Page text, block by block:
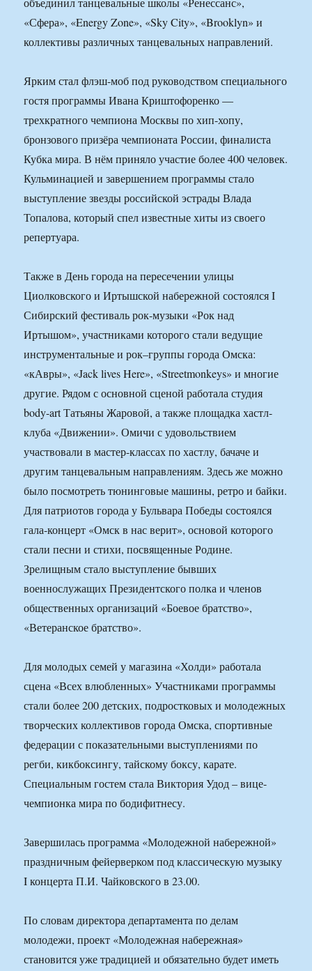
«Сфера», «Energy Zone», «Sky City», «Brooklyn» и
коллективы различных танцевальных направлений.
Ярким стал флэш-моб под руководством специального
гостя программы Ивана Криштофоренко —
трехкратного чемпиона Москвы по хип-хопу,
бронзового призёра чемпионата России, финалиста
Кубка мира. В нём приняло участие более 400 человек.
Кульминацией и завершением программы стало
выступление звезды российской эстрады Влада
Топалова, который спел известные хиты из своего
репертуара.
Также в День города на пересечении улицы
Циолковского и Иртышской набережной состоялся I
Сибирский фестиваль рок-музыки «Рок над
Иртышом», участниками которого стали ведущие
инструментальные и рок–группы города Омска:
«кАвры», «Jack lives Here», «Streetmonkeys» и многие
другие. Рядом с основной сценой работала студия
body-art Татьяны Жаровой, а также площадка хастл-
клуба «Движении». Омичи с удовольствием
участвовали в мастер-классах по хастлу, бачаче и
другим танцевальным направлениям. Здесь же можно
было посмотреть тюнинговые машины, ретро и байки.
Для патриотов города у Бульвара Победы состоялся
гала-концерт «Омск в нас верит», основой которого
стали песни и стихи, посвященные Родине.
Зрелищным стало выступление бывших
военнослужащих Президентского полка и членов
общественных организаций «Боевое братство»,
«Ветеранское братство».
Для молодых семей у магазина «Холди» работала
сцена «Всех влюбленных» Участниками программы
стали более 200 детских, подростковых и молодежных
творческих коллективов города Омска, спортивные
федерации с показательными выступлениями по
регби, кикбоксингу, тайскому боксу, карате.
Специальным гостем стала Виктория Удод – вице-
чемпионка мира по бодифитнесу.
Завершилась программа «Молодежной набережной»
праздничным фейерверком под классическую музыку
I концерта П.И. Чайковского в 23.00.
По словам директора департамента по делам
молодежи, проект «Молодежная набережная»
становится уже традицией и обязательно будет иметь